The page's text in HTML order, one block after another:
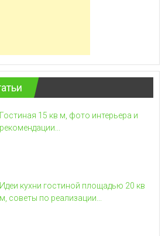
Гостиная 15 кв м, фото интерьера и
рекомендации...
Идеи кухни гостиной площадью 20 кв
м, советы по реализации...